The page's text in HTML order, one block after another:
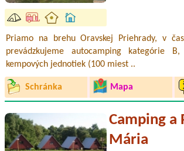
Priamo na brehu Oravskej Priehrady, v
prevádzkujeme autocamping kategórie
kempových jednotiek (100 miest ..
Schránka Mapa
Camping a
Mária